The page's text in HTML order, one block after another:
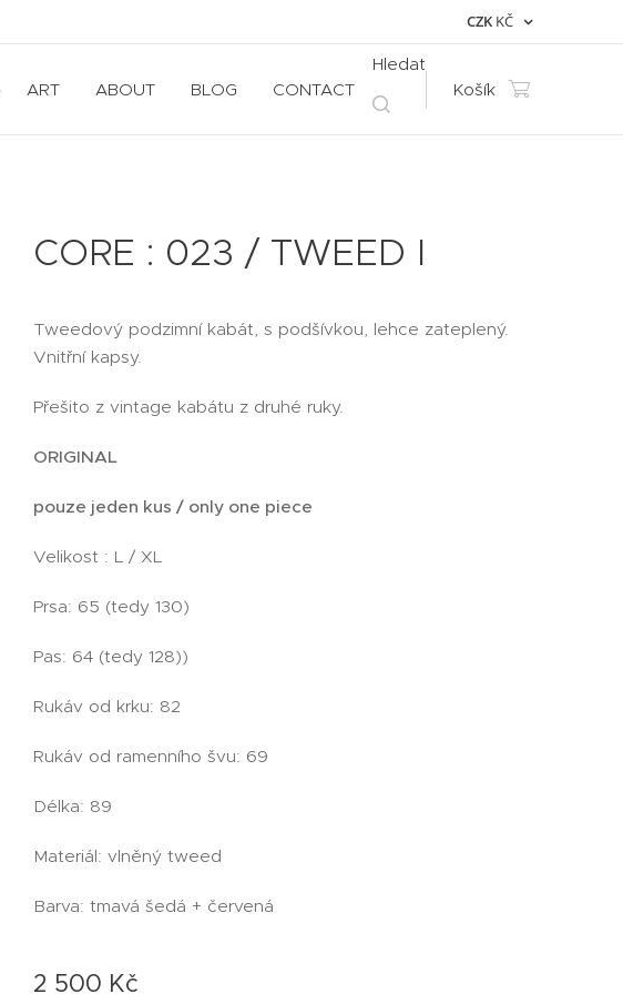
CZK KČ
ART ABOUT BLOG CONTACT
Hledat
Košík
CORE : 023 / TWEED I
Tweedový podzimní kabát, s podšívkou, lehce zateplený.
Vnitřní kapsy.
Přešito z vintage kabátu z druhé ruky.
ORIGINAL
pouze jeden kus / only one piece
Velikost : L / XL
Prsa: 65 (tedy 130)
Pas: 64 (tedy 128))
Rukáv od krku: 82
Rukáv od ramenního švu: 69
Délka: 89
Materiál: vlněný tweed
Barva: tmavá šedá + červená
2 500 Kč